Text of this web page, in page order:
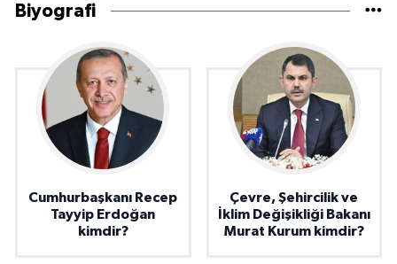
Biyografi
Cumhurbaşkanı Recep
Tayyip Erdoğan
kimdir?
Çevre, Şehircilik ve
İklim Değişikliği Bakanı
Murat Kurum kimdir?